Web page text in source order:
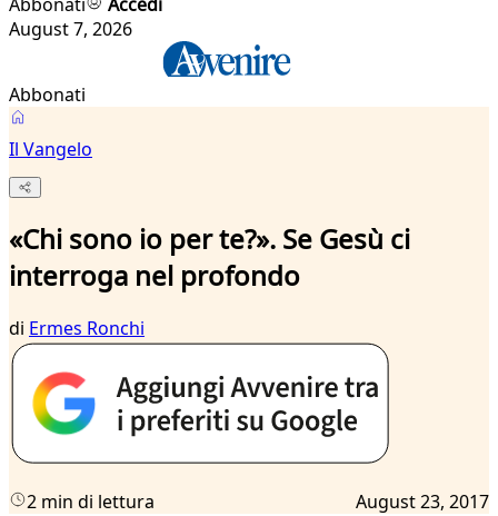
August 7, 2026
Abbonati
Il Vangelo
«Chi sono io per te?». Se Gesù ci
interroga nel profondo
di Ermes Ronchi
2 min di lettura August 23, 2017